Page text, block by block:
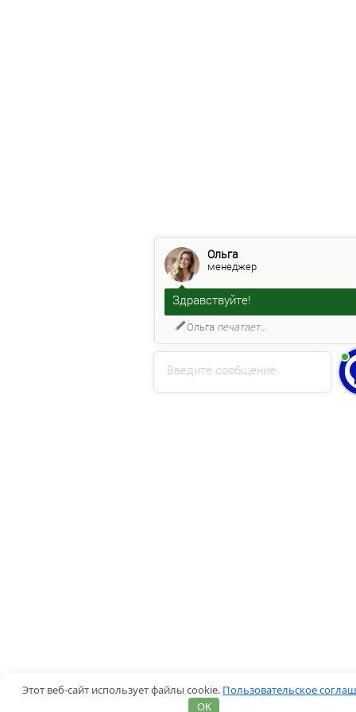
Этот веб-сайт использует файлы cookie. Пользовательское
OK
Введите сообщение
менеджер
Здравствуйте!
Выбираете самый удобный и
качественный диван?